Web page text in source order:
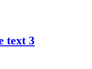
text 3